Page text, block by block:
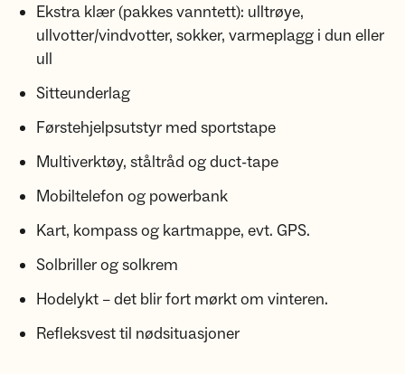
Ekstra klær (pakkes vanntett): ulltrøye,
ullvotter/vindvotter, sokker, varmeplagg i dun eller
ull
Sitteunderlag
Førstehjelpsutstyr med sportstape
Multiverktøy, ståltråd og duct-tape
Mobiltelefon og powerbank
Kart, kompass og kartmappe, evt. GPS.
Solbriller og solkrem
Hodelykt – det blir fort mørkt om vinteren.
Refleksvest til nødsituasjoner